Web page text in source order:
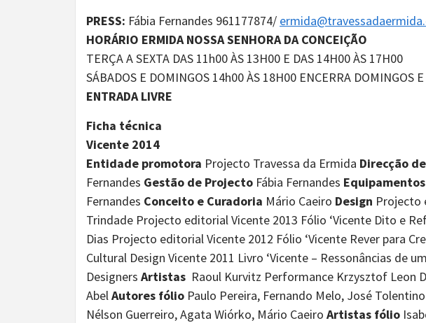
PRESS: Fábia Fernandes 961177874/
HORÁRIO ERMIDA NOSSA SENHORA DA CONCEIÇÃO
TERÇA A SEXTA DAS 11h00 ÀS 13H00 E DAS 14H00 ÀS 17H00
SÁBADOS E DOMINGOS 14h00 ÀS 18H00 ENCERRA DOMINGOS
ENTRADA LIVRE
Ficha técnica
Vicente 2014
Entidade promotora Projecto Travessa da Ermida Direcção
Fernandes Gestão de Projecto Fábia Fernandes
Fernandes Conceito e Curadoria Mário Caeiro Design Projecto
Trindade Projecto editorial Vicente 2013 Fólio ‘Vicente Dito e
Dias Projecto editorial Vicente 2012 Fólio ‘Vicente Rever para
Cultural Design Vicente 2011 Livro ‘Vicente – Ressonâncias de
Designers Artistas Raoul Kurvitz Performance Krzysztof Leon
AbelAutores fólio Paulo Pereira, Fernando Melo, José
Nélson Guerreiro, Agata Wiórko, Mário Caeiro Artistas fólio